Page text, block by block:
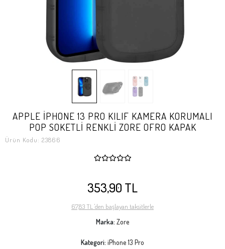
APPLE İPHONE 13 PRO KILIF KAMERA KORUMALI
POP SOKETLİ RENKLİ ZORE OFRO KAPAK
Ürün Kodu: 23866
353,90 TL
67,83 TL 'den başlayan taksitlerle
Marka: Zore
Kategori: iPhone 13 Pro